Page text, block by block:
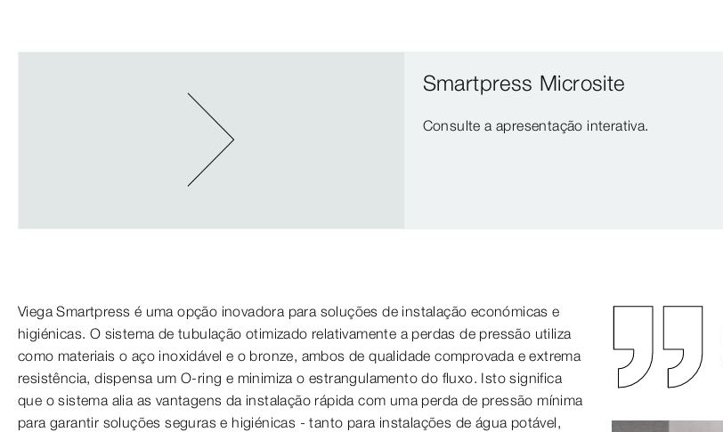
Smartpress Microsite
Consulte a apresentação interativa.
Viega Smartpress é uma opção inovadora para soluções de instalação económicas e
higiénicas. O sistema de tubulação otimizado relativamente a perdas de pressão utiliza
como materiais o aço inoxidável e o bronze, ambos de qualidade comprovada e extrema
resistência, dispensa um O-ring e minimiza o estrangulamento do fluxo. Isto significa
que o sistema alia as vantagens da instalação rápida com uma perda de pressão mínima
para garantir soluções seguras e higiénicas - tanto para instalações de água potável,